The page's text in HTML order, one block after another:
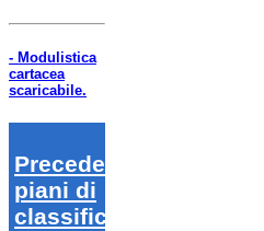
- Modulistica
cartacea
scaricabile.
Precedenti
piani di
classifica